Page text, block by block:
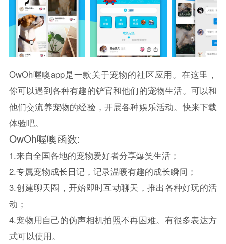
OwOh喔噢app是一款关于宠物的社区应用。在这里，
你可以遇到各种有趣的铲官和他们的宠物生活。可以和
他们交流养宠物的经验，开展各种娱乐活动。快来下载
体验吧。
OwOh喔噢函数:
1.来自全国各地的宠物爱好者分享爆笑生活；
2.专属宠物成长日记，记录温暖有趣的成长瞬间；
3.创建聊天圈，开始即时互动聊天，推出各种好玩的活
动；
4.宠物用自己的伪声相机拍照不再困难。有很多表达方
式可以使用。